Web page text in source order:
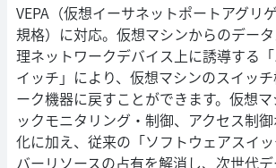
VEPA（仮想イーサネットポートアグリ
規格）に対応。仮想マシンからのデー
理ネットワークデバイス上に誘導する
イッチ」により、仮想マシンのスイッ
ーク機器に戻すことができます。仮想
ックモニタリング・制御、アクセス制
化に加え、従来の「ソフトウェアスイ
バーリソースの占有を解消し、次世代